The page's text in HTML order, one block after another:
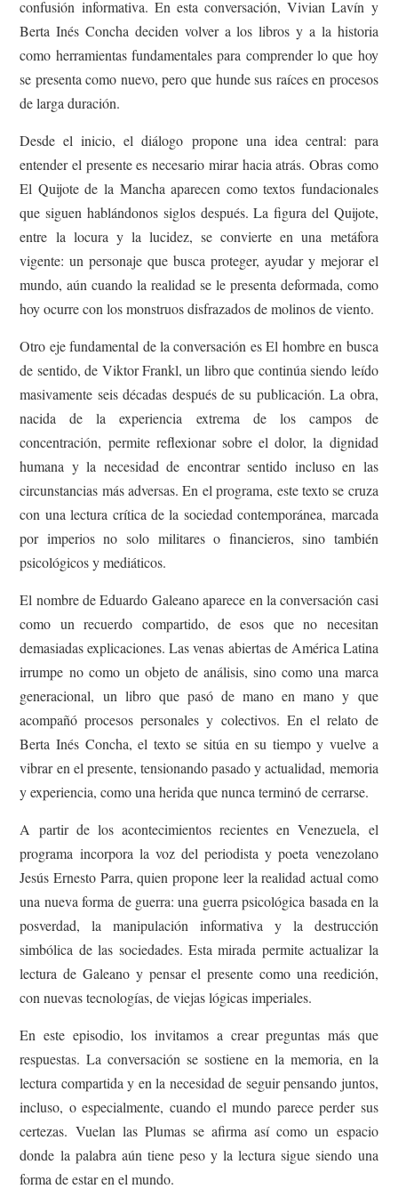
confusión informativa. En esta conversación, Vivian Lavín y
Berta Inés Concha deciden volver a los libros y a la historia
como herramientas fundamentales para comprender lo que hoy
se presenta como nuevo, pero que hunde sus raíces en procesos
de larga duración.
Desde el inicio, el diálogo propone una idea central: para
entender el presente es necesario mirar hacia atrás. Obras como
El Quijote de la Mancha aparecen como textos fundacionales
que siguen hablándonos siglos después. La figura del Quijote,
entre la locura y la lucidez, se convierte en una metáfora
vigente: un personaje que busca proteger, ayudar y mejorar el
mundo, aún cuando la realidad se le presenta deformada, como
hoy ocurre con los monstruos disfrazados de molinos de viento.
Otro eje fundamental de la conversación es El hombre en busca
de sentido, de Viktor Frankl, un libro que continúa siendo leído
masivamente seis décadas después de su publicación. La obra,
nacida de la experiencia extrema de los campos de
concentración, permite reflexionar sobre el dolor, la dignidad
humana y la necesidad de encontrar sentido incluso en las
circunstancias más adversas. En el programa, este texto se cruza
con una lectura crítica de la sociedad contemporánea, marcada
por imperios no solo militares o financieros, sino también
psicológicos y mediáticos.
El nombre de Eduardo Galeano aparece en la conversación casi
como un recuerdo compartido, de esos que no necesitan
demasiadas explicaciones. Las venas abiertas de América Latina
irrumpe no como un objeto de análisis, sino como una marca
generacional, un libro que pasó de mano en mano y que
acompañó procesos personales y colectivos. En el relato de
Berta Inés Concha, el texto se sitúa en su tiempo y vuelve a
vibrar en el presente, tensionando pasado y actualidad, memoria
y experiencia, como una herida que nunca terminó de cerrarse.
A partir de los acontecimientos recientes en Venezuela, el
programa incorpora la voz del periodista y poeta venezolano
Jesús Ernesto Parra, quien propone leer la realidad actual como
una nueva forma de guerra: una guerra psicológica basada en la
posverdad, la manipulación informativa y la destrucción
simbólica de las sociedades. Esta mirada permite actualizar la
lectura de Galeano y pensar el presente como una reedición,
con nuevas tecnologías, de viejas lógicas imperiales.
En este episodio, los invitamos a crear preguntas más que
respuestas. La conversación se sostiene en la memoria, en la
lectura compartida y en la necesidad de seguir pensando juntos,
incluso, o especialmente, cuando el mundo parece perder sus
certezas. Vuelan las Plumas se afirma así como un espacio
donde la palabra aún tiene peso y la lectura sigue siendo una
forma de estar en el mundo.